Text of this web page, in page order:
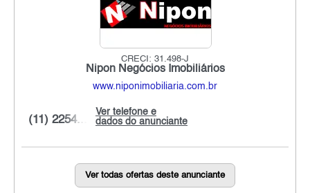
CRECI: 31.498-J
Nipon Negócios Imobiliários
www.niponimobiliaria.com.br
Ver telefone e
dados do anunciante
(11) 2254...
Ver todas ofertas deste anunciante